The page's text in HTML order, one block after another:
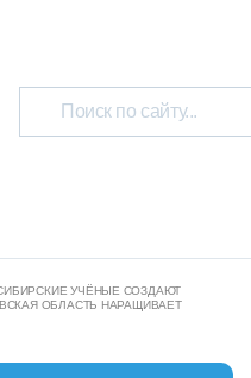
УЧЁНЫЕ СОЗДАЮТ
ОБЛАСТЬ НАРАЩИВАЕТ